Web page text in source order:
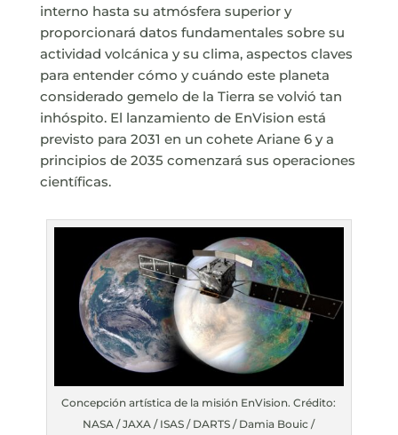
interno hasta su atmósfera superior y
proporcionará datos fundamentales sobre su
actividad volcánica y su clima, aspectos claves
para entender cómo y cuándo este planeta
considerado gemelo de la Tierra se volvió tan
inhóspito. El lanzamiento de EnVision está
previsto para 2031 en un cohete Ariane 6 y a
principios de 2035 comenzará sus operaciones
científicas.
Concepción artística de la misión EnVision. Crédito:
NASA / JAXA / ISAS / DARTS / Damia Bouic /